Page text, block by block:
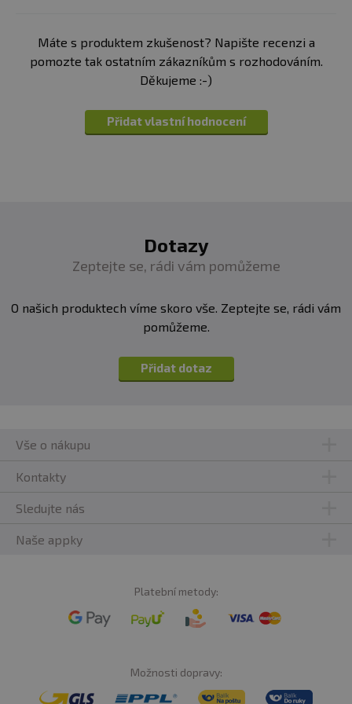
Vhodné pro vegany. Země původu: Mexiko.
Máte s produktem zkušenost? Napište recenzi a
pomozte tak ostatním zákazníkům s rozhodováním.
Děkujeme :-)
Přidat vlastní hodnocení
Dotazy
Zeptejte se, rádi vám pomůžeme
O našich produktech víme skoro vše. Zeptejte se, rádi vám
pomůžeme.
Přidat dotaz
Vše o nákupu
Kontakty
Sledujte nás
Naše appky
Platební metody:
Možnosti dopravy: